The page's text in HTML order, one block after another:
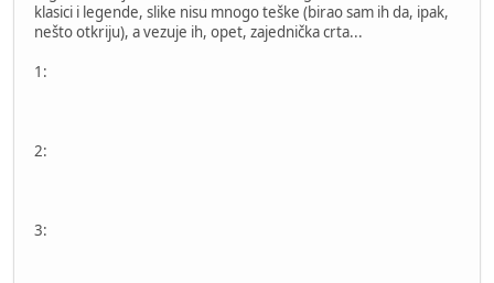
klasici i legende, slike nisu mnogo teške (birao sam ih da, ipak,
nešto otkriju), a vezuje ih, opet, zajednička crta...
1:
2:
3: